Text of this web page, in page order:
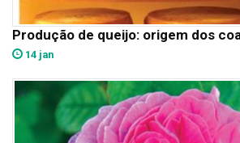
Produção de queijo: origem dos
14 jan